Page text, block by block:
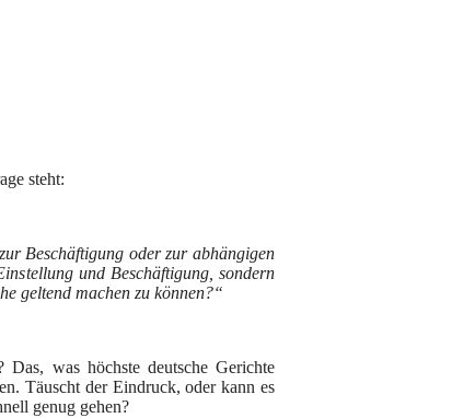
steht:
Beschäftigung oder zur abhängigen
und Beschäftigung, sondern
geltend machen zu können?“
was höchste deutsche Gerichte
Täuscht der Eindruck, oder kann es
genug gehen?